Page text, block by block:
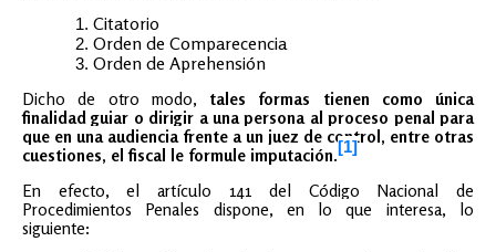
Citatorio
Orden de Comparecencia
Orden de Aprehensión
Dicho de otro modo, tales formas tienen como única
finalidad guiar o dirigir a una persona al proceso penal para
que en una audiencia frente a un juez de control, entre otras
cuestiones, el fiscal le formule imputación.[1]
En efecto, el artículo 141 del Código Nacional de
Procedimientos Penales dispone, en lo que interesa, lo
siguiente: